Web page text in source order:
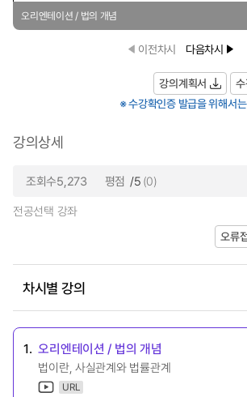
오리엔테이션 / 법의 개념
이전차시 다음차시
강의계획서
※ 수강확인증 발급을 위해서
강의상세
조회수5,273 평점 /5 (0)
전공선택 강좌
오류
차시별 강의
1. 오리엔테이션 / 법의 개념
법이란, 사실관계와 법률관계
URL